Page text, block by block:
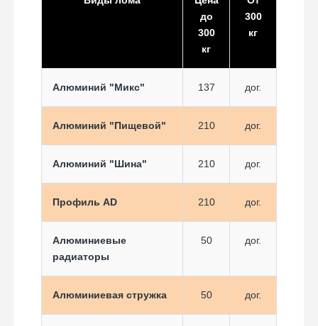
до
300
кг
300
кг
Алюминий "Микс" 137 дог.
Алюминий "Пищевой" 210 дог.
Алюминий "Шина" 210 дог.
Профиль AD 210 дог.
Алюминиевые
радиаторы
50 дог.
Алюминиевая стружка 50 дог.